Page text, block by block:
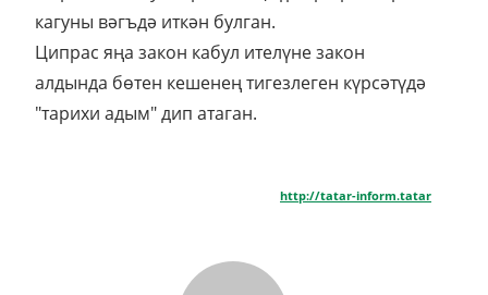
кагуны вәгъдә иткән булган.
Ципрас яңа закон кабул ителүне закон
алдында бөтен кешенең тигезлеген күрсәтүдә
"тарихи адым" дип атаган.
http://tatar-inform.tatar